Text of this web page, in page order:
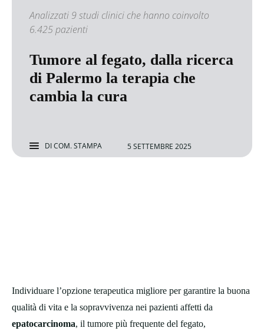
Analizzati 9 studi clinici che hanno coinvolto
6.425 pazienti
Tumore al fegato, dalla ricerca
di Palermo la terapia che
cambia la cura
DICOM. STAMPA 5 SETTEMBRE 2025
Individuare l’opzione terapeutica migliore per garantire la buona
qualità di vita e la sopravvivenza nei pazienti affetti da
epatocarcinoma, il tumore più frequente del fegato,